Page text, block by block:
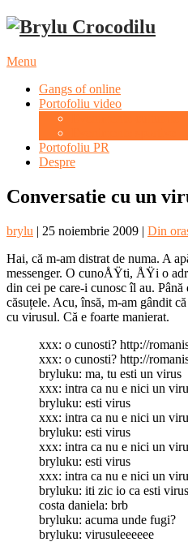
Menu
Gangs of online
Portofoliu video
Portofoliu PR
Despre
Conversatie cu un
brylu | 25 noiembrie 2009 | Din
Hai, că m-am distrat de numa. A
messenger. O cunoÅŸti, ÅŸi o
din cei pe care-i cunosc îl au.
căsuțele. Acu, însă, m-am gândit
cu virusul. Că e foarte manierat.
xxx: o cunosti? http://
xxx: o cunosti? http://
bryluku: ma, tu esti un virus
xxx: intra ca nu e nici un
bryluku: esti virus
xxx: intra ca nu e nici un
bryluku: esti virus
xxx: intra ca nu e nici un
bryluku: esti virus
xxx: intra ca nu e nici un
bryluku: iti zic io ca esti virus
costa daniela: brb
bryluku: acuma unde fugi?
bryluku: virusuleeeeee